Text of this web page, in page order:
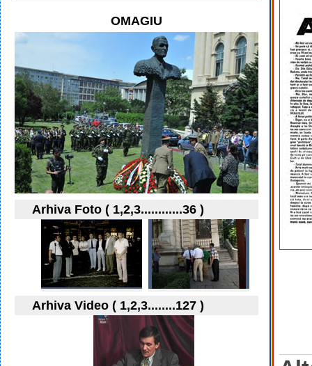
OMAGIU
Arhiva Foto ( 1,2,3............36 )
Arhiva Video ( 1,2,3........127 )